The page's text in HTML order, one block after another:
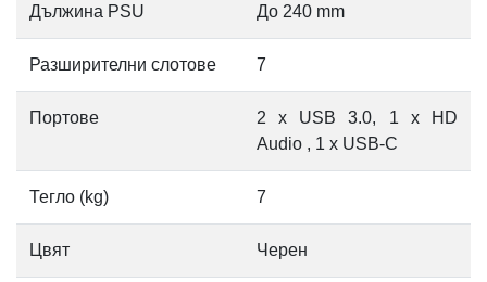
Дължина PSU До 240 mm
Разширителни слотове 7
Портове
2 x USB 3.0, 1 x HD
Audio , 1 x USB-C
Тегло (kg) 7
Цвят Черен